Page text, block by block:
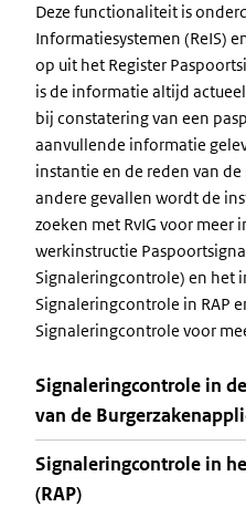
Deze functionaliteit is
Informatiesystemen (ReIS)
op uit het Register
is de informatie altijd
bij constatering van een
aanvullende informatie
instantie en de reden van
andere gevallen wordt de
zoeken met RvIG voor meer
werkinstructie
Signaleringcontrole) en het
Signaleringcontrole in RAP
Signaleringcontrole voor
Signaleringcontrole in
van de
Signaleringcontrole in
(RAP)